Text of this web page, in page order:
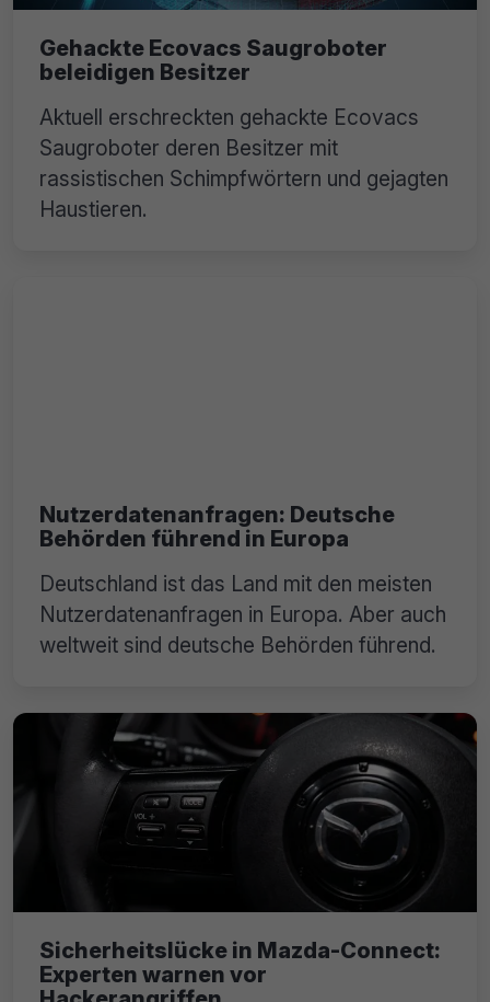
Gehackte Ecovacs Saugroboter
beleidigen Besitzer
Aktuell erschreckten gehackte Ecovacs
Saugroboter deren Besitzer mit
rassistischen Schimpfwörtern und gejagten
Haustieren.
Nutzerdatenanfragen: Deutsche
Behörden führend in Europa
Deutschland ist das Land mit den meisten
Nutzerdatenanfragen in Europa. Aber auch
weltweit sind deutsche Behörden führend.
Sicherheitslücke in Mazda-Connect:
Experten warnen vor